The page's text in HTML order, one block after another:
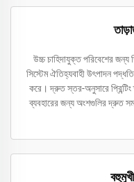
উচ্চ চাহিদাযুক্ত পরিবেশের জন্য
সিস্টেম ঐতিহ্যবাহী উৎপাদন
করে। দ্রুত স্তর-অনুসারে
ব্যবহারের জন্য অংশগুলির দ্রুত